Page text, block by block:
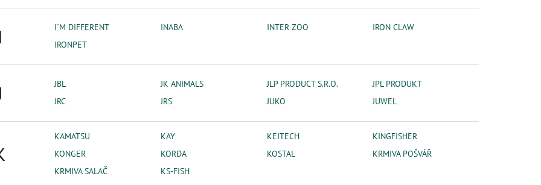
I´M DIFFERENT INABA INTER ZOO
IRON CLAW
IRONPET
JBL JK ANIMALS JLP PRODUCT S.R.O.
JPL PRODUKT
JRC
JRS JUKO JUWEL
KAMATSU KAY KEITECH
KINGFISHER
KONGER
KORDA KOSTAL
KRMIVA POŠVÁŘ
KRMIVA SALAČ
KS-FISH